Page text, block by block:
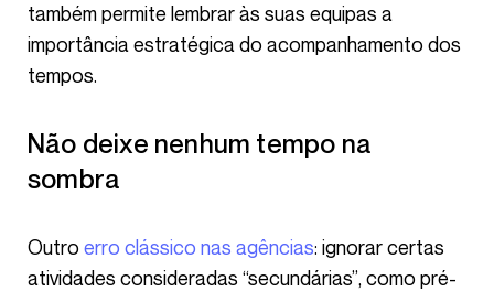
também permite lembrar às suas equipas a
importância estratégica do acompanhamento dos
tempos.
Não deixe nenhum tempo na
sombra
Outro erro clássico nas agências: ignorar certas
atividades consideradas “secundárias”, como pré-